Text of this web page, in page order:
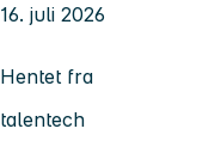
16. juli 2026
Hentet fra
talentech